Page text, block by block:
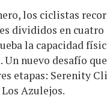
los ciclistas
divididos en cuatro
la capacidad
nuevo desafío
etapas: Serenity
Azulejos.